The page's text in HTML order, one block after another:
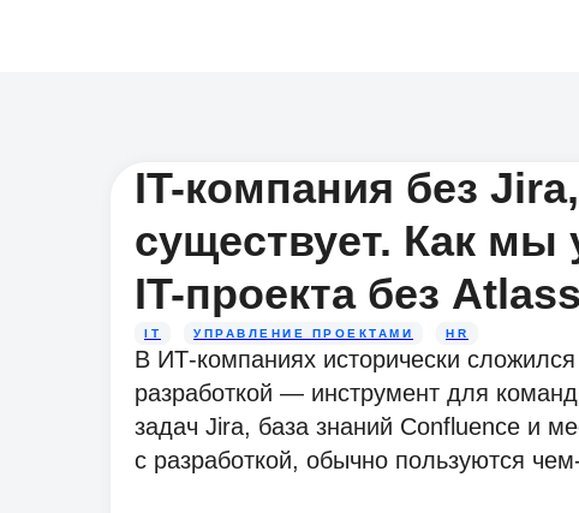
IT-компания без
существует. Как мы
IT-проекта без
IT УПРАВЛЕНИЕ ПРОЕКТАМИ HR
В ИТ-компаниях исторически
разработкой — инструмент для
задач Jira, база знаний Confluence и
с разработкой, обычно пользуются